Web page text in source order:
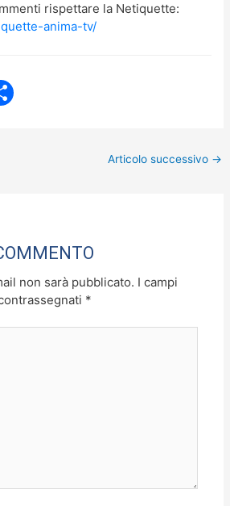
rispettare la Netiquette:
anima-tv/
Articolo successivo →
non sarà pubblicato. I campi
*